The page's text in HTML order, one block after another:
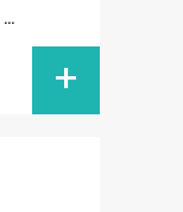
...
+